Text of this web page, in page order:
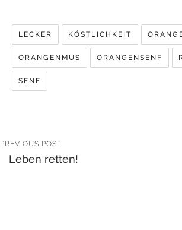
LECKER KÖSTLICHKEIT
ORANGENMUS ORANGENSENF
SENF
PREVIOUS POST
Leben retten!